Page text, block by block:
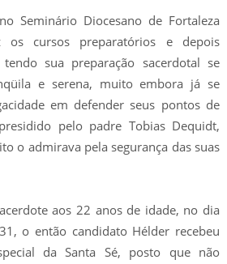
Seminário Diocesano de Fortaleza
os cursos preparatórios e depois
sua preparação sacerdotal se
e serena, muito embora já se
em defender seus pontos de
pelo padre Tobias Dequidt,
o admirava pela segurança das suas
aos 22 anos de idade, no dia
o então candidato Hélder recebeu
da Santa Sé, posto que não